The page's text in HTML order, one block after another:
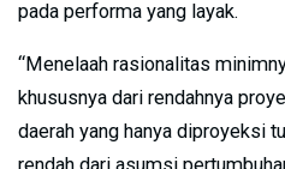
pada performa yang layak.
“Menelaah rasionalitas
khususnya dari rendahnya
daerah yang hanya diproyeksi